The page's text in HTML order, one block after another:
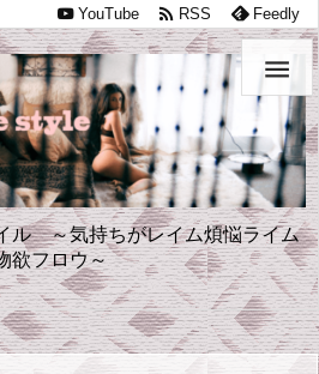
ル ～気持ちがレイム煩悩ライム
欲フロウ～

YouTube  RSS Feedly